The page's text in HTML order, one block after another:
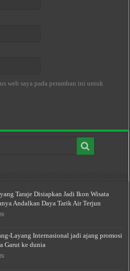
web saya pada peramban ini untuk
Taraje Disiapkan Jadi Ikon Wisata
Andalkan Daya Tarik Air Terjun
Layang Internasional jadi ajang promosi
Garut ke dunia